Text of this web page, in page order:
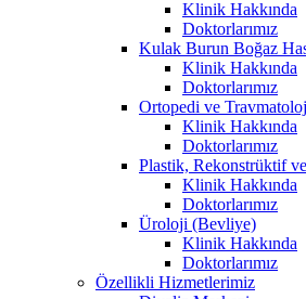
Klinik Hakkında
Doktorlarımız
Kulak Burun Boğaz
Klinik Hakkında
Doktorlarımız
Ortopedi ve
Klinik Hakkında
Doktorlarımız
Plastik, Rekonstrüktif
Klinik Hakkında
Doktorlarımız
Üroloji (Bevliye)
Klinik Hakkında
Doktorlarımız
Özellikli Hizmetlerimiz